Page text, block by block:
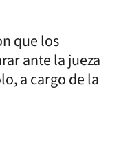
que los
ante la jueza
a cargo de la